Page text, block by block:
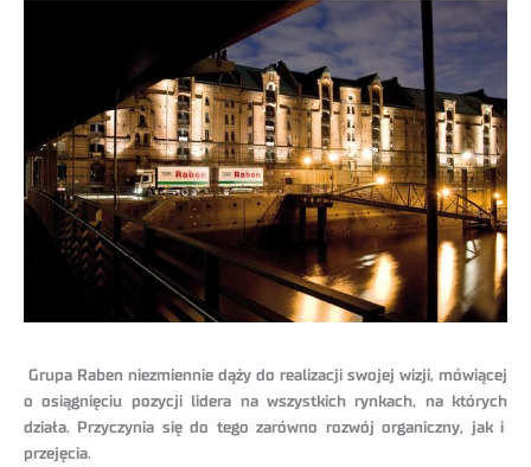
Grupa Raben niezmiennie dąży do realizacji swojej wizji, mówiącej
o osiągnięciu pozycji lidera na wszystkich rynkach, na których
działa. Przyczynia się do tego zarówno rozwój organiczny, jak i
przejęcia.